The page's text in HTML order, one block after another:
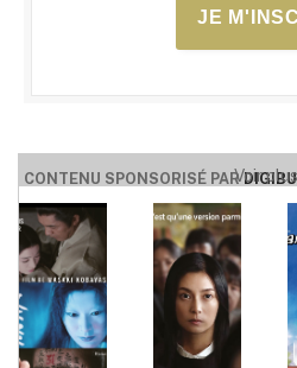
JE
CONTENU SPONSORISÉ PARVoir